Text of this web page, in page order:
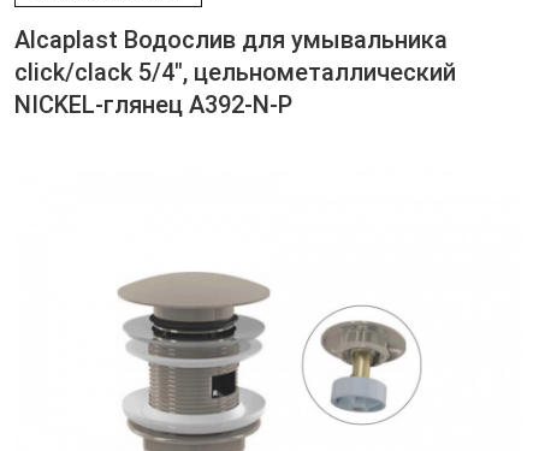
Alcaplast Водослив для умывальника
click/clack 5/4", цельнометаллический
NICKEL-глянец A392-N-P